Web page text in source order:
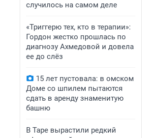
случилось на самом деле
«Триггерю тех, кто в терапии»:
Гордон жестко прошлась по
диагнозу Ахмедовой и довела
ее до слёз
15 лет пустовала: в омском
Доме со шпилем пытаются
сдать в аренду знаменитую
башню
В Таре вырастили редкий